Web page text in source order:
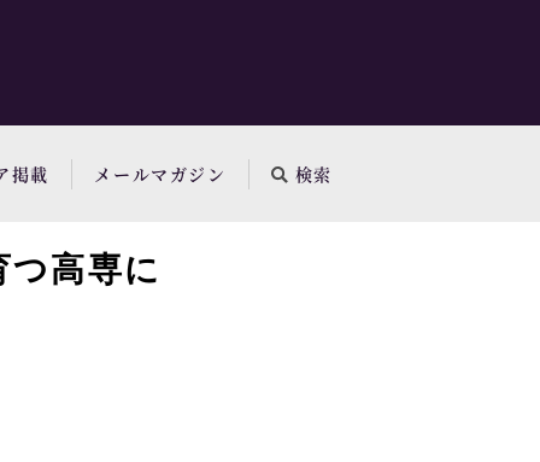
掲載 メールマガジン 検索
高専に